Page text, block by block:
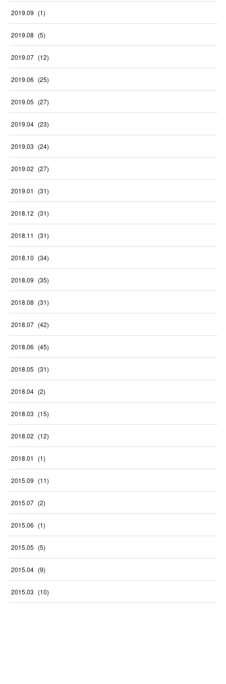
2019.09 (1)
2019.08 (5)
2019.07 (12)
2019.06 (25)
2019.05 (27)
2019.04 (23)
2019.03 (24)
2019.02 (27)
2019.01 (31)
2018.12 (31)
2018.11 (31)
2018.10 (34)
2018.09 (35)
2018.08 (31)
2018.07 (42)
2018.06 (45)
2018.05 (31)
2018.04 (2)
2018.03 (15)
2018.02 (12)
2018.01 (1)
2015.09 (11)
2015.07 (2)
2015.06 (1)
2015.05 (5)
2015.04 (9)
2015.03 (10)